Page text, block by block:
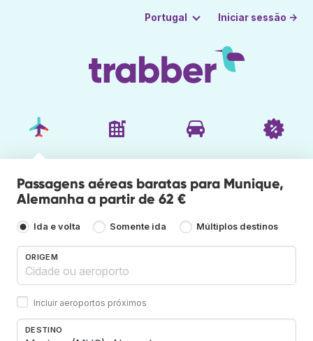
Portugal Iniciar sessão →
Passagens aéreas baratas para Munique,
Alemanha a partir de 62 €
Ida e volta Somente ida Múltiplos destinos
ORIGEM
Incluir aeroportos próximos
DESTINO